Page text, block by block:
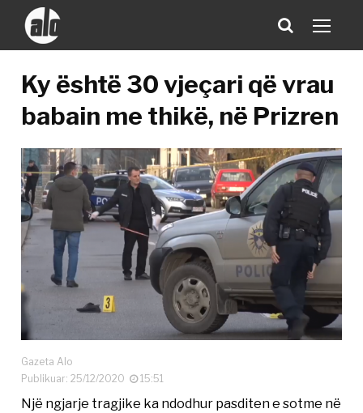
Ky është 30 vjeçari që vrau
babain me thikë, në Prizren
Gazeta Alo
Publikuar: 25/12/2020
15:51
Një ngjarje tragjike ka ndodhur pasditen e sotme në